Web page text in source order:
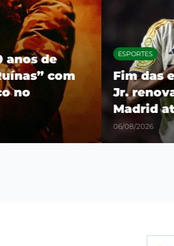
de
com
ESPORTES
Fim das
Jr. renova
Madrid até
06/08/2026